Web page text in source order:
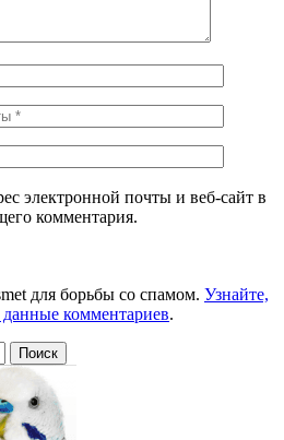
электронной почты и веб-сайт в
комментария.
для борьбы со спамом. Узнайте,
комментариев.